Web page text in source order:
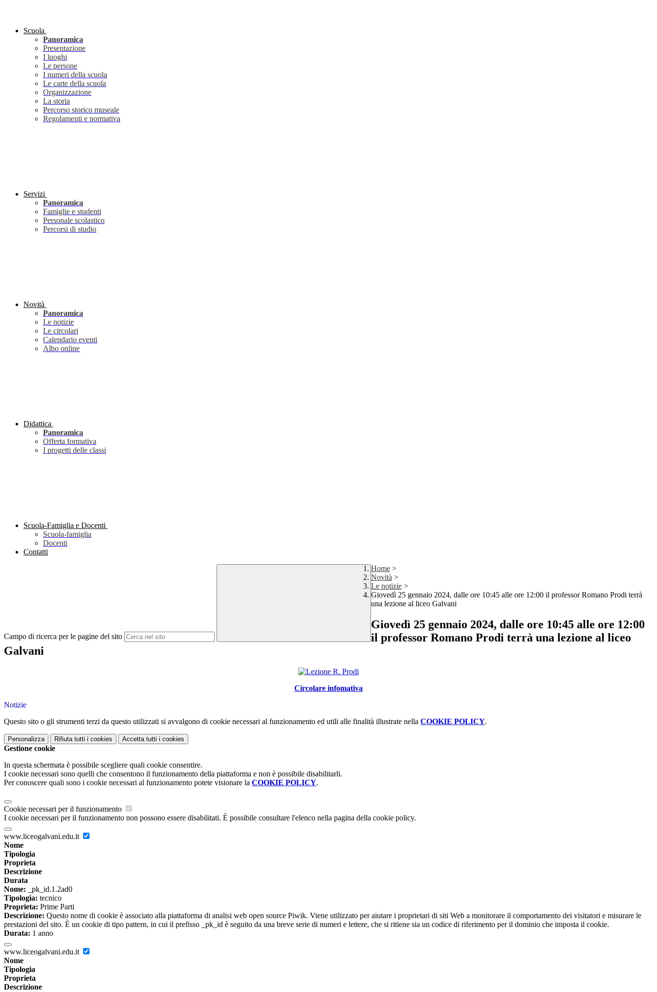
Scuola
Panoramica
Presentazione
I luoghi
Le persone
I numeri della scuola
Le carte della scuola
Organizzazione
La storia
Percorso storico museale
Regolamenti e normativa
Servizi
Panoramica
Famiglie e studenti
Personale scolastico
Percorsi di studio
Novità
Panoramica
Le notizie
Le circolari
Calendario eventi
Albo online
Didattica
Panoramica
Offerta formativa
I progetti delle classi
Scuola-Famiglia e Docenti
Scuola-famiglia
Docenti
Contatti
Campo di ricerca per le pagine del sito
Home >
Novità >
Le notizie >
Giovedì 25 gennaio 2024, dalle ore 10:45 alle ore 12:00 il professor Romano Prodi terrà
una lezione al liceo Galvani
Giovedì 25 gennaio 2024, dalle ore 10:45 alle ore 12:00
il professor Romano Prodi terrà una lezione al liceo
Galvani
Circolare infomativa
Notizie
Questo sito o gli strumenti terzi da questo utilizzati si avvalgono di cookie necessari al funzionamento ed utili alle finalità illustrate nella COOKIE POLICY.
Personalizza Rifiuta tutti i cookies Accetta tutti i cookies
Gestione cookie
In questa schermata è possibile scegliere quali cookie consentire.
I cookie necessari sono quelli che consentono il funzionamento della piattaforma e non è possibile disabilitarli.
Per conoscere quali sono i cookie necessari al funzionamento potete visionare la COOKIE POLICY.
Cookie necessari per il funzionamento
I cookie necessari per il funzionamento non possono essere disabilitati. È possibile consultare l'elenco nella pagina della cookie policy.
www.liceogalvani.edu.it
Nome
Tipologia
Proprieta
Descrizione
Durata
Nome: _pk_id.1.2ad0
Tipologia: tecnico
Proprieta: Prime Parti
Descrizione: Questo nome di cookie è associato alla piattaforma di analisi web open source Piwik. Viene utilizzato per aiutare i proprietari di siti Web a monitorare il comportamento dei visitatori e misurare le
prestazioni del sito. È un cookie di tipo pattern, in cui il prefisso _pk_id è seguito da una breve serie di numeri e lettere, che si ritiene sia un codice di riferimento per il dominio che imposta il cookie.
Durata: 1 anno
www.liceogalvani.edu.it
Nome
Tipologia
Proprieta
Descrizione